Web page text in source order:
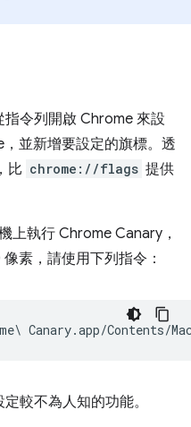
令列開啟 Chrome 來設
並新增要設定的旗標。透
比 chrome://flags 提供
上執行 Chrome Canary，
素，請使用下列指令：
較不為人知的功能。